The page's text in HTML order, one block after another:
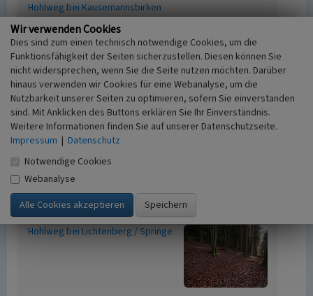
Hohlweg bei Kausemannsbirken
Beginn 1825 bis 1840
Hohlweg bei Ketzberg
Hohlweg bei Klespe
Beginn 1894 bis 1896
Hohlweg bei Leichlingen-Unterberg
Hohlweg bei Lichtenberg / Springe
Wir verwenden Cookies
Dies sind zum einen technisch notwendige Cookies, um die
Funktionsfähigkeit der Seiten sicherzustellen. Diesen können Sie
nicht widersprechen, wenn Sie die Seite nutzen möchten. Darüber
hinaus verwenden wir Cookies für eine Webanalyse, um die
Nutzbarkeit unserer Seiten zu optimieren, sofern Sie einverstanden
sind. Mit Anklicken des Buttons erklären Sie Ihr Einverständnis.
Weitere Informationen finden Sie auf unserer Datenschutzseite.
Impressum | Datenschutz
Notwendige Cookies
Webanalyse